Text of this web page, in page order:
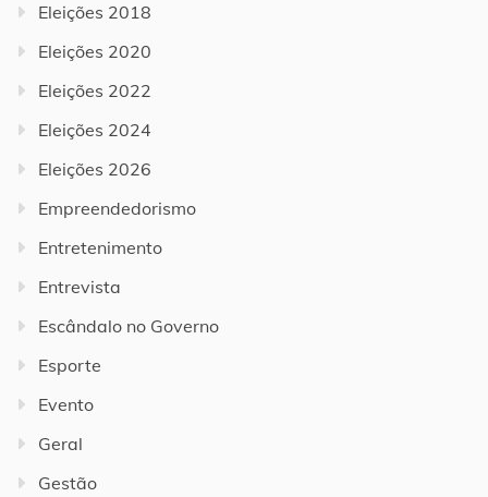
Eleições 2018
Eleições 2020
Eleições 2022
Eleições 2024
Eleições 2026
Empreendedorismo
Entretenimento
Entrevista
Escândalo no Governo
Esporte
Evento
Geral
Gestão